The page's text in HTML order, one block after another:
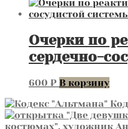
Очерки по
сердечно-
600 ₽ В корзину